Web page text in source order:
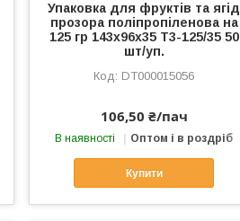
Упаковка для фруктів та ягід
прозора поліпропіленова на
125 гр 143х96х35 Т3-125/35 50
шт/уп.
DT000015056
106,50 ₴/пач
В наявності Оптом і в роздріб
Купити